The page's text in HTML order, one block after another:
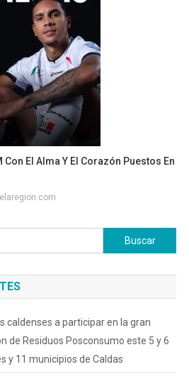
Con El Alma Y El Corazón Puestos En
Buscar:
caldenses a participar en la gran
de Residuos Posconsumo este 5 y 6
y 11 municipios de Caldas